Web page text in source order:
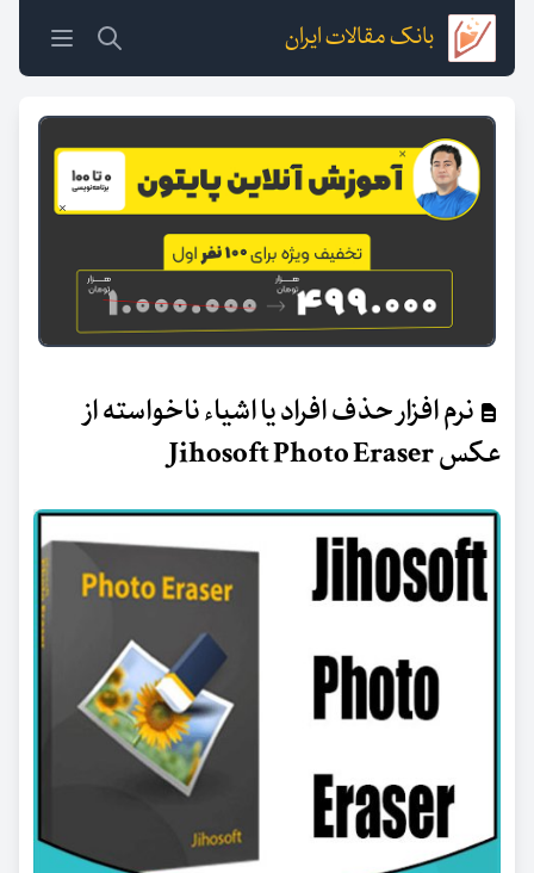
بانک مقالات ایران
نرم افزار حذف افراد یا اشیاء ناخواسته از
عکس Jihosoft Photo Eraser